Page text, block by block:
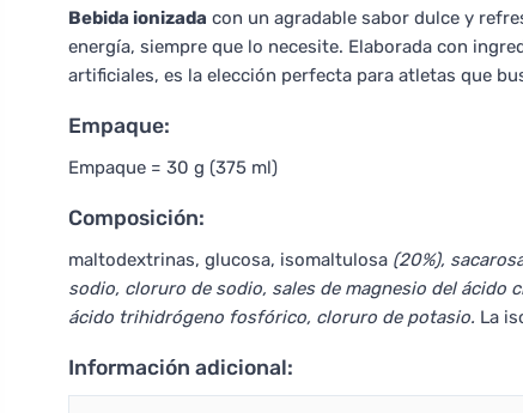
Bebida ionizada con un agradable sabor dulce y
energía, siempre que lo necesite. Elaborada con
artificiales, es la elección perfecta para atletas que
Empaque:
Empaque = 30 g (375 ml)
Composición:
maltodextrinas, glucosa, isomaltulosa (20%),
sodio, cloruro de sodio, sales de magnesio del
ácido trihidrógeno fosfórico, cloruro de potasio. La
Información adicional: